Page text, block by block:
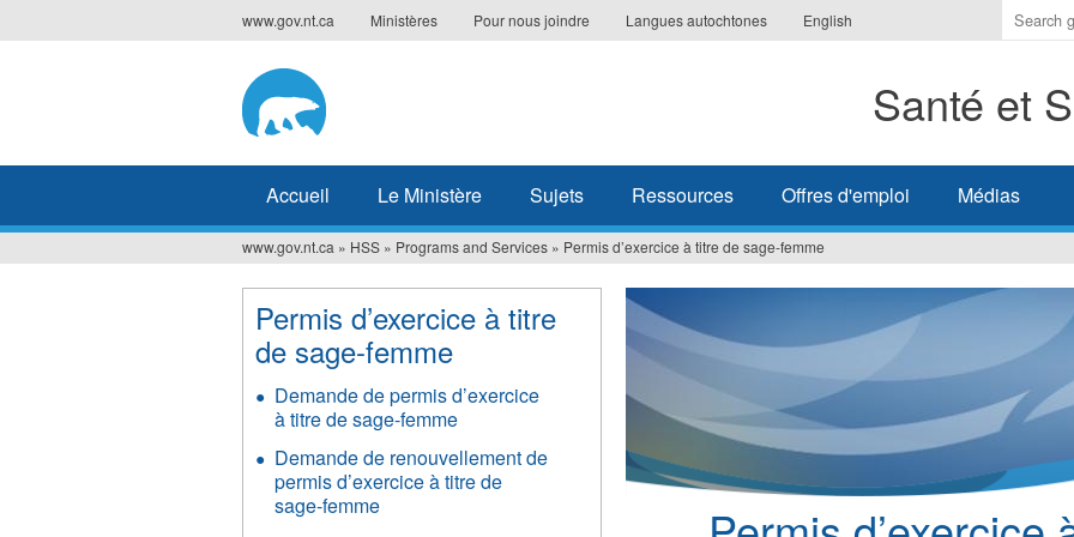
to
www.gov.nt.ca Ministères Pour nous joindre Langues autochtones English
les
à
Santé et
Accueil Le Ministère Sujets Ressources Offres d'emploi Médias
Vous
êtes
ici
www.gov.nt.ca » HSS » Programs and Services » Permis d’exercice à titre de sage-femme
Permis d’exercice à titre
de sage-femme
Demande de permis d’exercice
à titre de sage-femme
Demande de renouvellement de
permis d’exercice à titre de
sage-femme